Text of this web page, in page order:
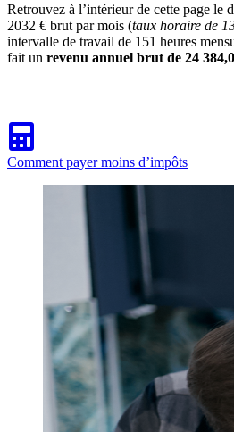
Retrouvez à l’intérieur de cette page le
2032 € brut par mois (taux horaire de
intervalle de travail de 151 heures
fait un revenu annuel brut de 24
Comment payer moins d’impôts